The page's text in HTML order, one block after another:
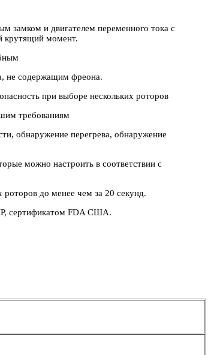
замком и двигателем переменного тока с
крутящий момент.
не содержащим фреона.
при выборе нескольких роторов
требованиям
обнаружение перегрева, обнаружение
можно настроить в соответствии с
роторов до менее чем за 20 секунд.
сертификатом FDA США.